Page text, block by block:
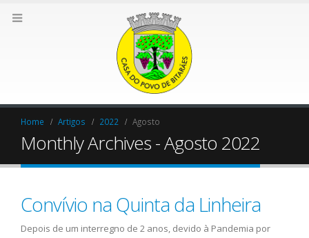
Home Artigos 2022 Agosto
Monthly Archives - Agosto 2022
Convívio na Quinta da Linheira
Depois de um interregno de 2 anos, devido à Pandemia por